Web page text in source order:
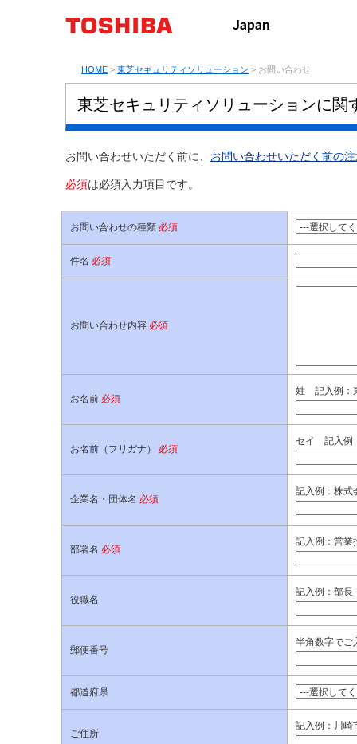
HOME > 東芝セキュリティソリューション > お問い合わせ
東芝セキュリティソリューションに関
お問い合わせいただく前に、 お問い合わせいただく前の
必須は必須入力項目です。
お問い合わせの種類 必須
件名 必須
お問い合わせ内容 必須
お名前 必須
姓 記入例：
お名前（フリガナ） 必須
セイ 記入例
企業名・団体名 必須
記入例：株式
部署名 必須
記入例：営業
役職名
記入例：部長
郵便番号
半角数字でご
都道府県
ご住所
記入例：川崎